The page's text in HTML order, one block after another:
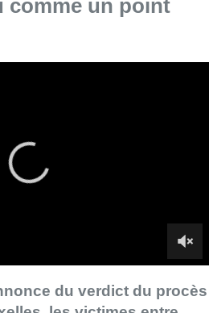
comme un point
des attentats de Bruxelles.
le long exposé du verdict fut une
ou de colère,
en tout cas le travail des jurés.
de Bruxelles : voici le
La presse unanime au